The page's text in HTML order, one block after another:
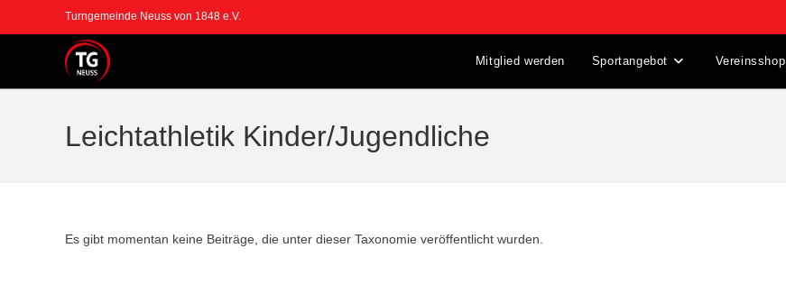
Inhalt
Turngemeinde Neuss von 1848 e.V.
Mitglied werden Sportangebot Vereinsshop
Leichtathletik Kinder/Jugendliche
Es gibt momentan keine Beiträge, die unter dieser Taxonomie veröffentlicht wurden.